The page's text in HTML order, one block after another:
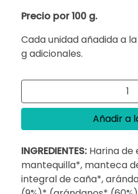
Precio por 100 g.
Cada unidad añadida a
g adicionales.
Añadir a
INGREDIENTES: Harina de
mantequilla*, manteca
integral de caña*,